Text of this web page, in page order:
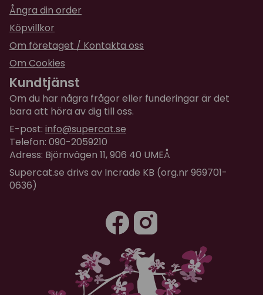
Ångra din order
Köpvillkor
Om företaget / Kontakta oss
Om Cookies
Kundtjänst
Om du har några frågor eller funderingar är det
bara att höra av dig till oss.
E-post: info@supercat.se
Telefon: 090-2059210
Adress: Björnvägen 11, 906 40 UMEÅ
Supercat.se drivs av Incrade KB (org.nr 969701-
0636)